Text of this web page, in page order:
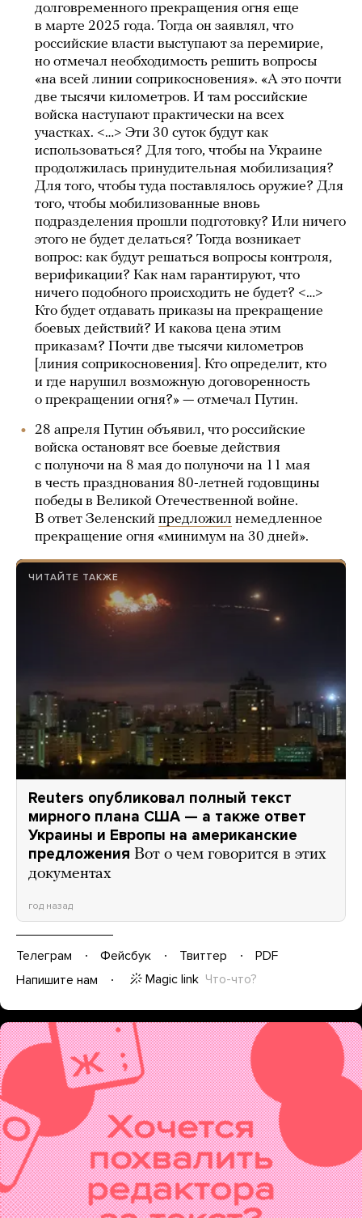
долговременного прекращения огня еще
в марте 2025 года. Тогда он заявлял, что
российские власти выступают за перемирие,
но отмечал необходимость решить вопросы
«на всей линии соприкосновения». «А это почти
две тысячи километров. И там российские
войска наступают практически на всех
участках. <…> Эти 30 суток будут как
использоваться? Для того, чтобы на Украине
продолжилась принудительная мобилизация?
Для того, чтобы туда поставлялось оружие? Для
того, чтобы мобилизованные вновь
подразделения прошли подготовку? Или ничего
этого не будет делаться? Тогда возникает
вопрос: как будут решаться вопросы контроля,
верификации? Как нам гарантируют, что
ничего подобного происходить не будет? <…>
Кто будет отдавать приказы на прекращение
боевых действий? И какова цена этим
приказам? Почти две тысячи километров
[линия соприкосновения]. Кто определит, кто
и где нарушил возможную договоренность
о прекращении огня?» — отмечал Путин.
28 апреля Путин объявил, что российские
войска остановят все боевые действия
с полуночи на 8 мая до полуночи на 11 мая
в честь празднования 80-летней годовщины
победы в Великой Отечественной войне.
В ответ Зеленский предложил немедленное
прекращение огня «минимум на 30 дней».
ЧИТАЙТЕ ТАКЖЕ
Reuters опубликовал полный текст
мирного плана США — а также ответ
Украины и Европы на американские
предложения Вот о чем говорится в этих
документах
год назад
Телеграм Фейсбук Твиттер
PDF
Напишите нам
Magic link Что-что?